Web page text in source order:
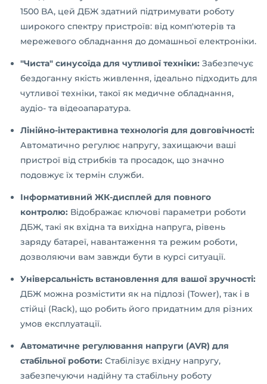
1500 ВА, цей ДБЖ здатний підтримувати роботу
широкого спектру пристроїв: від комп'ютерів та
мережевого обладнання до домашньої електроніки.
"Чиста" синусоїда для чутливої техніки: Забезпечує
бездоганну якість живлення, ідеально підходить для
чутливої техніки, такої як медичне обладнання,
аудіо- та відеоапаратура.
Лінійно-інтерактивна технологія для довговічності:
Автоматично регулює напругу, захищаючи ваші
пристрої від стрибків та просадок, що значно
подовжує їх термін служби.
Інформативний ЖК-дисплей для повного
контролю: Відображає ключові параметри роботи
ДБЖ, такі як вхідна та вихідна напруга, рівень
заряду батареї, навантаження та режим роботи,
дозволяючи вам завжди бути в курсі ситуації.
Універсальність встановлення для вашої зручності:
ДБЖ можна розмістити як на підлозі (Tower), так і в
стійці (Rack), що робить його придатним для різних
умов експлуатації.
Автоматичне регулювання напруги (AVR) для
стабільної роботи: Стабілізує вхідну напругу,
забезпечуючи надійну та стабільну роботу